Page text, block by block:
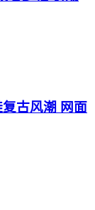
古风潮 网面